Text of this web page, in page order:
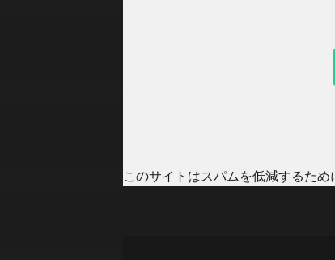
このサイトはスパムを低減するた